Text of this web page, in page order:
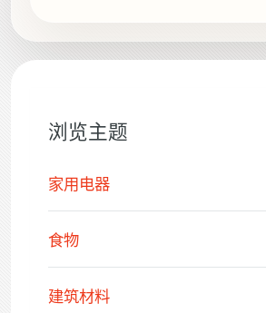
上的相关指南，方便继续浏览。
浏览主题
家用电器
食物
建筑材料